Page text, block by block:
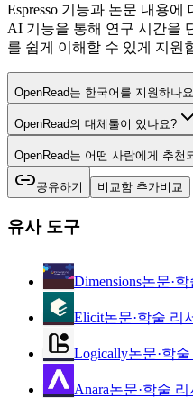
Espresso 기능과 논문 내용
AI 기능을 통해 연구 시간을
를 쉽게 이해할 수 있게 지원
OpenRead는 한국어를 지원하나
OpenRead의 대체툴이 있나요?
OpenRead는 어떤 사람에게 추천
공유하기 비교함 추가비교
유사 도구
Dimensions논문·학
Elicit논문·학술 리
Logically논문·학술
Anara논문·학술 리